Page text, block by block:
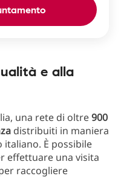
e alla
una rete di oltre900
distribuiti in maniera
È possibile
effettuare una visita
raccogliere